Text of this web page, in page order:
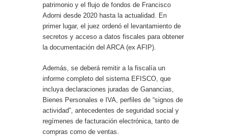
patrimonio y el flujo de fondos de Francisco
Adorni desde 2020 hasta la actualidad. En
primer lugar, el juez ordenó el levantamiento de
secretos y acceso a datos fiscales para obtener
la documentación del ARCA (ex AFIP).
Además, se deberá remitir a la fiscalía un
informe completo del sistema EFISCO, que
incluya declaraciones juradas de Ganancias,
Bienes Personales e IVA, perfiles de “signos de
actividad”, antecedentes de seguridad social y
regímenes de facturación electrónica, tanto de
compras como de ventas.